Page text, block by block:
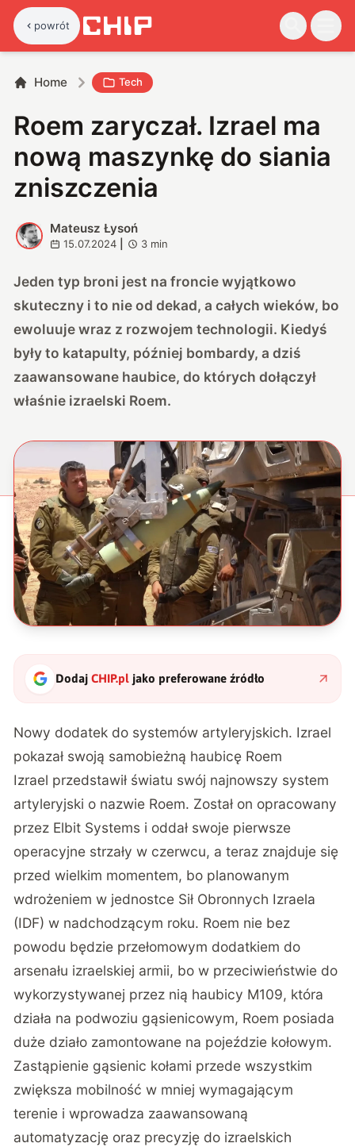
powrót
Home Tech
Roem zaryczał. Izrael ma
nową maszynkę do siania
zniszczenia
M
Mateusz Łysoń
15.07.2024 3 min
Jeden typ broni jest na froncie wyjątkowo
skuteczny i to nie od dekad, a całych wieków, bo
ewoluuje wraz z rozwojem technologii. Kiedyś
były to katapulty, później bombardy, a dziś
zaawansowane haubice, do których dołączył
właśnie izraelski Roem.
DodajCHIP.pl jako preferowane źródło
Nowy dodatek do systemów artyleryjskich. Izrael
pokazał swoją samobieżną haubicę Roem
Izrael przedstawił światu swój najnowszy system
artyleryjski o nazwie Roem. Został on opracowany
przez Elbit Systems i oddał swoje pierwsze
operacyjne strzały w czerwcu, a teraz znajduje się
przed wielkim momentem, bo planowanym
wdrożeniem w jednostce Sił Obronnych Izraela
(IDF) w nadchodzącym roku. Roem nie bez
powodu będzie przełomowym dodatkiem do
arsenału izraelskiej armii, bo w przeciwieństwie do
wykorzystywanej przez nią haubicy M109, która
działa na podwoziu gąsienicowym, Roem posiada
duże działo zamontowane na pojeździe kołowym.
Zastąpienie gąsienic kołami przede wszystkim
zwiększa mobilność w mniej wymagającym
terenie i wprowadza zaawansowaną
automatyzację oraz precyzję do izraelskich